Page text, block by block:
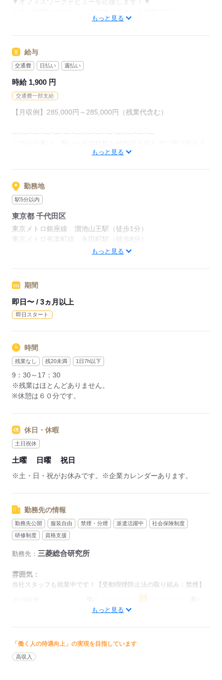
「ぽけっと」など未経験の方を支えるサポートが充実◎
もっと見る
給与
交通費 日払い 週払い
時給 1,900 円
交通費一部支給
【月収例】285,000円～285,000円（残業代含む）
―･―･―･―･―･―･―･―･―･―･―･―･―･―
『速払いサービス』を利用できます（利用規定あり）
もっと見る
勤務地
駅5分以内
東京都 千代田区
東京メトロ銀座線 溜池山王駅（徒歩1分）
東京メトロ有楽町線 永田町駅（徒歩8分）
―･―･―･―･―･―･―･―･―･―･―･―･―･―
データ入力などの人気お仕事も多数あり♪
パートからの収入アップも実績多数！
主婦（夫）の方のオフィスワークデビューを応援◎
応募する
もっと見る
期間
即日〜 / 3ヵ月以上
即日スタート
時間
残業なし 残20未満 1日7h以下
9：30～17：30
※残業はほとんどありません。
※休憩は６０分です。
休日・休暇
土日祝休
土曜 日曜 祝日
※土・日・祝がお休みです。※企業カレンダーあります。
勤務先の情報
勤務先公開 服装自由 禁煙・分煙 派遣活躍中
社会保険制度
研修制度
資格支援
勤務先： 三菱総合研究所
雰囲気：
当社スタッフも就業中です！【受動喫煙防止法の取り組み：禁煙】
もっと見る
「働く人の待遇向上」の実現を目指しています
高収入